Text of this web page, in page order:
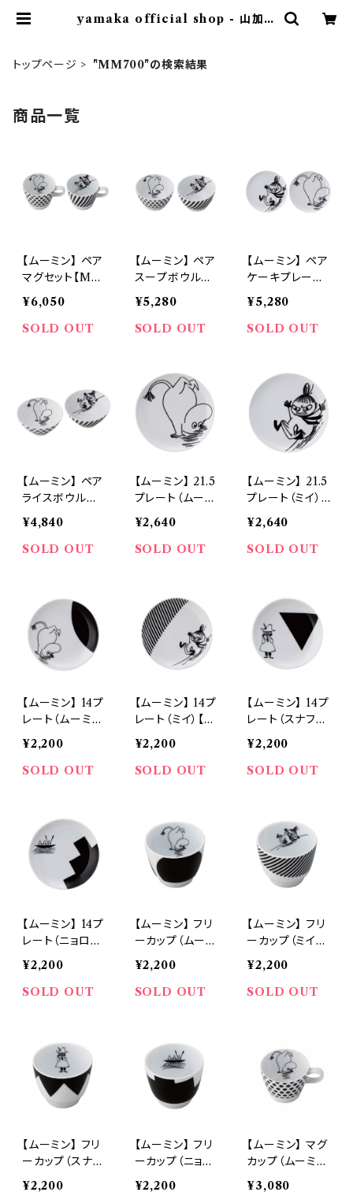
yamaka official shop - 山加商
トップページ "MM700"の検索結果
商品一覧
【ムーミン】 ペア
マグセット【MM
700】
¥6,050
SOLD OUT
【ムーミン】 ペア
スープボウルセ
ット【MM700】
¥5,280
SOLD OUT
【ムーミン】 ペア
ケーキプレート
セット【MM70
0】
¥5,280
SOLD OUT
【ムーミン】 ペア
ライスボウルセ
ット【MM700】
¥4,840
SOLD OUT
【ムーミン】 21.5
プレート（ムーミ
ン）【MM700】
¥2,640
SOLD OUT
【ムーミン】 21.5
プレート（ミイ）
【MM700】
¥2,640
SOLD OUT
【ムーミン】 14プ
レート（ムーミ
ン）【MM700】
¥2,200
SOLD OUT
【ムーミン】 14プ
レート（ミイ）【M
M700】
¥2,200
SOLD OUT
【ムーミン】 14プ
レート（スナフキ
ン）【MM700】
¥2,200
SOLD OUT
【ムーミン】 14プ
レート（ニョロニ
ョロ）【MM700】
¥2,200
SOLD OUT
【ムーミン】 フリ
ーカップ（ムーミ
ン）【MM700】
¥2,200
SOLD OUT
【ムーミン】 フリ
ーカップ（ミイ）
【MM700】
¥2,200
SOLD OUT
【ムーミン】 フリ
ーカップ（スナフ
キン）【MM70
0】
¥2,200
【ムーミン】 フリ
ーカップ（ニョロ
ニョロ）【MM70
0】
¥2,200
【ムーミン】 マグ
カップ（ムーミ
ン）【MM700】
¥3,080